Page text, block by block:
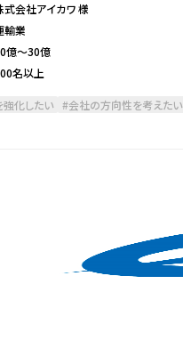
式会社アイカワ 様
輸業
億～30億
名以上
強化したい 会社の方向性を考えたい